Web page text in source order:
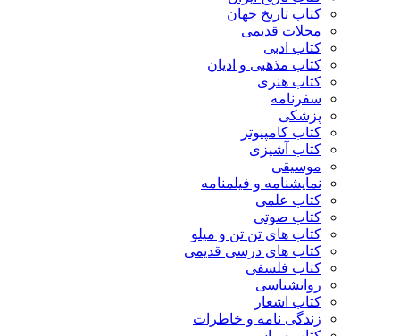
کتاب تاریخ جهان
مجلات قدیمی
کتاب ادبی
کتاب مذهبی و ادیان
کتاب هنری
سفرنامه
پزشکی
کتاب کامپیوتر
کتاب آشپزی
موسیقی
نمایشنامه و فیلمنامه
کتاب علمی
کتاب صوتی
کتاب های تن تن و میلو
کتاب های درسی قدیمی
کتاب فلسفی
روانشناسی
کتاب اشعار
زندگی نامه و خاطرات